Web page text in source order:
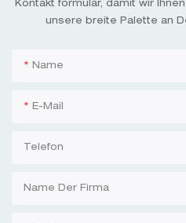
Kontakt formular, damit wir
unsere breite Palette an
Name
E-Mail
Telefon
Name Der Firma